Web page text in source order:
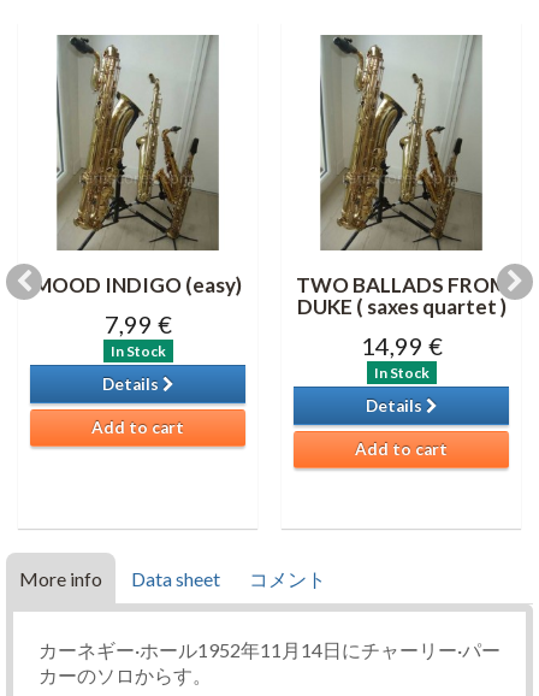
MOOD INDIGO (easy)
7,99 €
In Stock
Details
Add to cart
TWO BALLADS FROM
DUKE ( saxes quartet )
14,99 €
In Stock
Details
Add to cart
More info Data sheet コメント
カーネギー·ホール1952年11月14日にチャーリー·パー
カーのソロからす。